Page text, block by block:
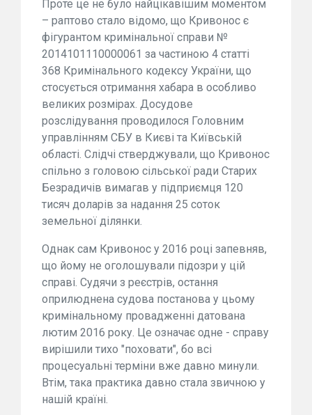
Проте це не було найцікавішим моментом
– раптово стало відомо, що Кривонос є
фігурантом кримінальної справи №
2014101110000061 за частиною 4 статті
368 Кримінального кодексу України, що
стосується отримання хабара в особливо
великих розмірах. Досудове
розслідування проводилося Головним
управлінням СБУ в Києві та Київській
області. Слідчі стверджували, що Кривонос
спільно з головою сільської ради Старих
Безрадичів вимагав у підприємця 120
тисяч доларів за надання 25 соток
земельної ділянки.
Однак сам Кривонос у 2016 році запевняв,
що йому не оголошували підозри у цій
справі. Судячи з реєстрів, остання
оприлюднена судова постанова у цьому
кримінальному провадженні датована
лютим 2016 року. Це означає одне - справу
вирішили тихо "поховати", бо всі
процесуальні терміни вже давно минули.
Втім, така практика давно стала звичною у
нашій країні.